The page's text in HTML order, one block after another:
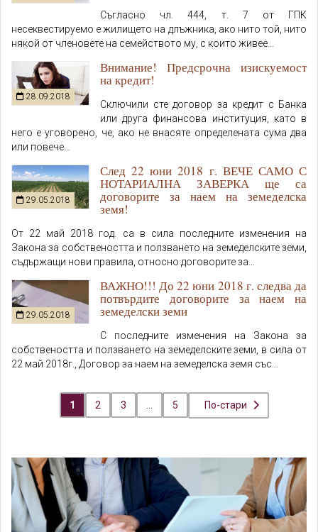
Съгласно чл. 444, т. 7 от ГПК
несеквестируемо е жилището на длъжника, ако нито той, нито
някой от членовете на семейството му, с които живее…
28.09.2018
Внимание! Предсрочна изискуемост
на кредит!
Сключили сте договор за кредит с Банка
или друга финансова институция, като в
него е уговорено, че, ако не внасяте определената сума два
или повече…
29.05.2018
След 22 юни 2018 г. ВЕЧЕ САМО С
НОТАРИАЛНА ЗАВЕРКА ще са
договорите за наем на земеделска
земя!
От 22 май 2018 год. са в сила последните изменения на
Закона за собствеността и ползването на земеделските земи,
съдържащи нови правила, относно договорите за…
29.05.2018
ВАЖНО!!! До 22 юни 2018 г. следва да
потвърдите договорите за наем на
земеделски земи
С последните изменения на Закона за
собствеността и ползването на земеделските земи, в сила от
22 май 2018г., Договор за наем на земеделска земя със…
1 2 3 … 5 По-стари